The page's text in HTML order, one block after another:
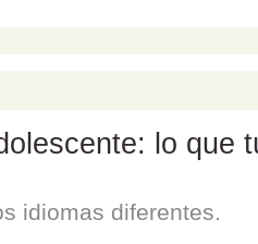
lo que
idiomas diferentes.